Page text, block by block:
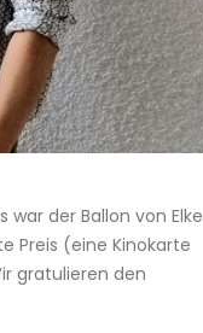
der Ballon von Elke
Preis (eine Kinokarte
gratulieren den